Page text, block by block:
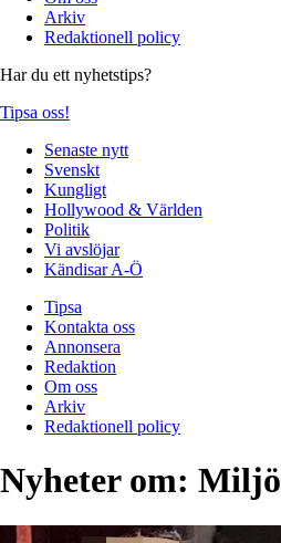
Arkiv
Redaktionell policy
Har du ett nyhetstips?
Tipsa oss!
Senaste nytt
Svenskt
Kungligt
Hollywood & Världen
Politik
Vi avslöjar
Kändisar A-Ö
Tipsa
Kontakta oss
Annonsera
Redaktion
Om oss
Arkiv
Redaktionell policy
Nyheter om: Miljö